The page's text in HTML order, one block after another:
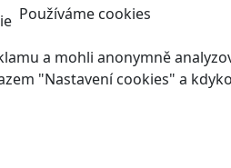
Používáme cookies
a mohli anonymně
"Nastavení cookies" a